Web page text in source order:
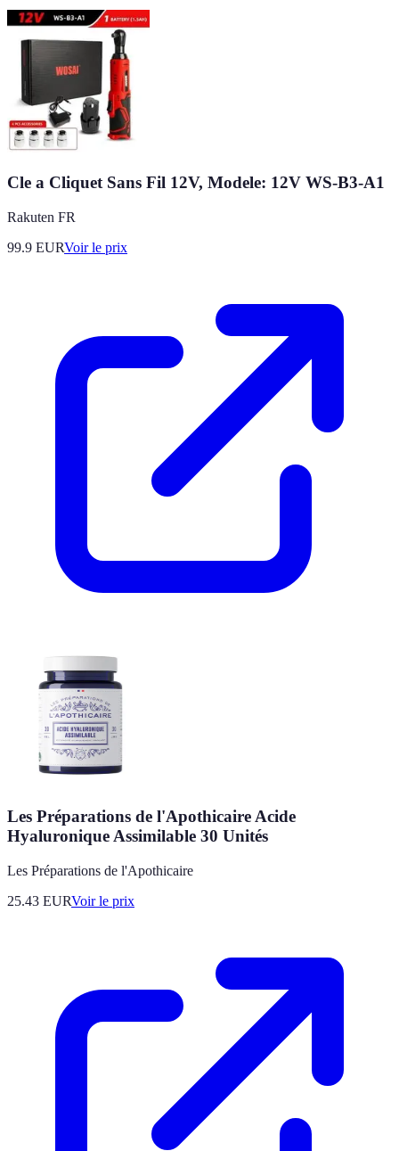
Cle a Cliquet Sans Fil 12V, Modele: 12V WS-B3-A1
Rakuten FR
99.9 EURVoir le prix
Les Préparations de l'Apothicaire Acide
Hyaluronique Assimilable 30 Unités
Les Préparations de l'Apothicaire
25.43 EURVoir le prix